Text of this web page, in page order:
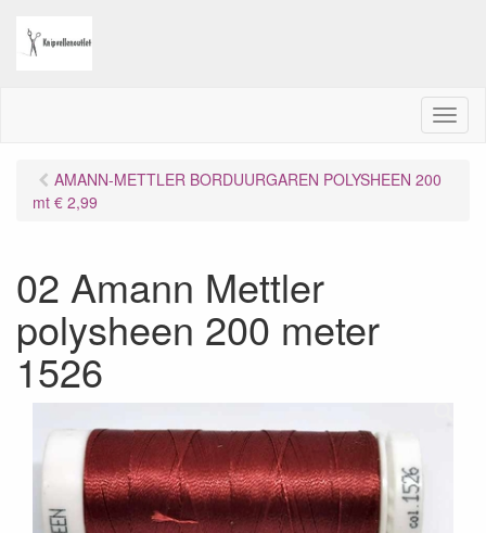
M
e
AMANN-METTLER BORDUURGAREN POLYSHEEN 200
mt € 2,99
02 Amann Mettler
polysheen 200 meter
1526